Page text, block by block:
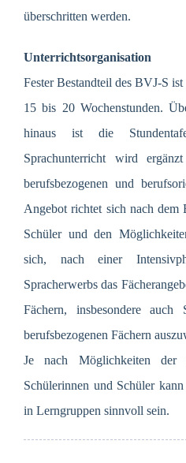
überschritten werden.
Unterrichtsorganisation
Fester Bestandteil des BVJ-S
15 bis 20 Wochenstunden.
hinaus ist die
Sprachunterricht wird
berufsbezogenen und
Angebot richtet sich nach dem
Schüler und den
sich, nach einer
Spracherwerbs das
Fächern, insbesondere
berufsbezogenen Fächern
Je nach Möglichkeiten
Schülerinnen und Schüler
in Lerngruppen sinnvoll sein.